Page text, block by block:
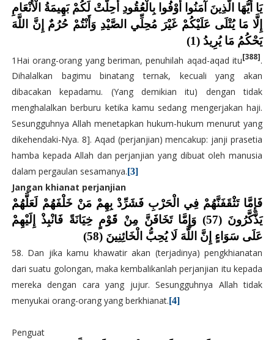
يَا أَيُّهَا الَّذِينَ آَمَنُوا أَوْفُوا بِالْعُقُودِ أُحِلَّتْ لَكُمْ بَهِيمَةُ الْأَنْعَامِ
إِلَّا مَا يُتْلَى عَلَيْكُمْ غَيْرَ مُحِلِّي الصَّيْدِ وَأَنْتُمْ حُرُمٌ إِنَّ اللَّهَ
يَحْكُمُ مَا يُرِيدُ (1)
1 Hai orang-orang yang beriman, penuhilah aqad-aqad itu[388].
Dihalalkan bagimu binatang ternak, kecuali yang akan
dibacakan kepadamu. (Yang demikian itu) dengan tidak
menghalalkan berburu ketika kamu sedang mengerjakan haji.
Sesungguhnya Allah menetapkan hukum-hukum menurut yang
dikehendaki-Nya. 8]. Aqad (perjanjian) mencakup: janji prasetia
hamba kepada Allah dan perjanjian yang dibuat oleh manusia
dalam pergaulan sesamanya.[3]
Jangan khianat perjanjian
فَإِمَّا تَثْقَفَنَّهُمْ فِي الْحَرْبِ فَشَرِّدْ بِهِمْ مَنْ خَلْفَهُمْ لَعَلَّهُمْ
يَذَّكَّرُونَ (57) وَإِمَّا تَخَافَنَّ مِنْ قَوْمٍ خِيَانَةً فَانْبِذْ إِلَيْهِمْ
عَلَى سَوَاءٍ إِنَّ اللَّهَ لَا يُحِبُّ الْخَائِنِينَ (58)
58. Dan jika kamu khawatir akan (terjadinya) pengkhianatan
dari suatu golongan, maka kembalikanlah perjanjian itu kepada
mereka dengan cara yang jujur. Sesungguhnya Allah tidak
menyukai orang-orang yang berkhianat.[4]
Penguat